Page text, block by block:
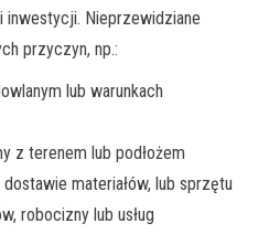
Nieprzewidziane
przyczyn, np.:
lub warunkach
z terenem lub podłożem
materiałów, lub sprzętu
robocizny lub usług